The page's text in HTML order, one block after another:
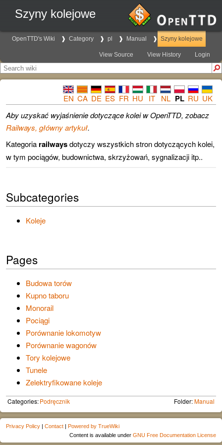
Szyny kolejowe
OpenTTD's Wiki Category pl Manual Szyny kolejowe
View Source View History Login
EN CA DE ES FR HU IT NL PL RU UK
Aby uzyskać wyjaśnienie dotyczące kolei w OpenTTD, zobacz
Railways, główny artykuł.
Kategoria railwaysdotyczy wszystkich stron dotyczących kolei,
w tym pociągów, budownictwa, skrzyżowań, sygnalizacji itp..
Subcategories
Koleje
Pages
Budowa torów
Kupno taboru
Monorail
Pociągi
Porównanie lokomotyw
Porównanie wagonów
Tory kolejowe
Tunele
Zelektryfikowane koleje
Categories:Podręcznik Folder:Manual
Privacy Policy | Contact | Powered by TrueWiki
Content is available under GNU Free Documentation License